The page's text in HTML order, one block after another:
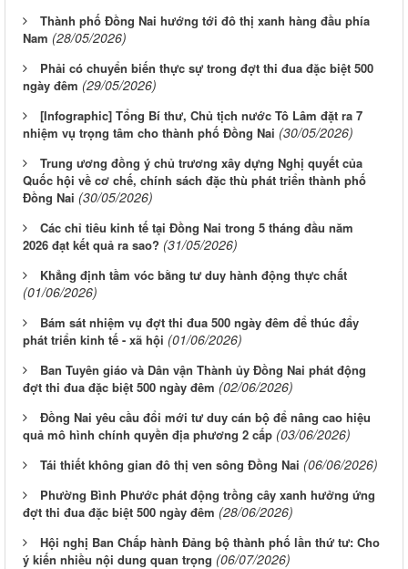
Thành phố Đồng Nai hướng tới đô thị xanh hàng đầu phía
Nam (28/05/2026)
Phải có chuyển biến thực sự trong đợt thi đua đặc biệt 500
ngày đêm (29/05/2026)
[Infographic] Tổng Bí thư, Chủ tịch nước Tô Lâm đặt ra 7
nhiệm vụ trọng tâm cho thành phố Đồng Nai (30/05/2026)
Trung ương đồng ý chủ trương xây dựng Nghị quyết của
Quốc hội về cơ chế, chính sách đặc thù phát triển thành phố
Đồng Nai (30/05/2026)
Các chỉ tiêu kinh tế tại Đồng Nai trong 5 tháng đầu năm
2026 đạt kết quả ra sao? (31/05/2026)
Khẳng định tầm vóc bằng tư duy hành động thực chất
(01/06/2026)
Bám sát nhiệm vụ đợt thi đua 500 ngày đêm để thúc đẩy
phát triển kinh tế - xã hội (01/06/2026)
Ban Tuyên giáo và Dân vận Thành ủy Đồng Nai phát động
đợt thi đua đặc biệt 500 ngày đêm (02/06/2026)
Đồng Nai yêu cầu đổi mới tư duy cán bộ để nâng cao hiệu
quả mô hình chính quyền địa phương 2 cấp (03/06/2026)
Tái thiết không gian đô thị ven sông Ðồng Nai (06/06/2026)
Phường Bình Phước phát động trồng cây xanh hưởng ứng
đợt thi đua đặc biệt 500 ngày đêm (28/06/2026)
Hội nghị Ban Chấp hành Đảng bộ thành phố lần thứ tư: Cho
ý kiến nhiều nội dung quan trọng (06/07/2026)